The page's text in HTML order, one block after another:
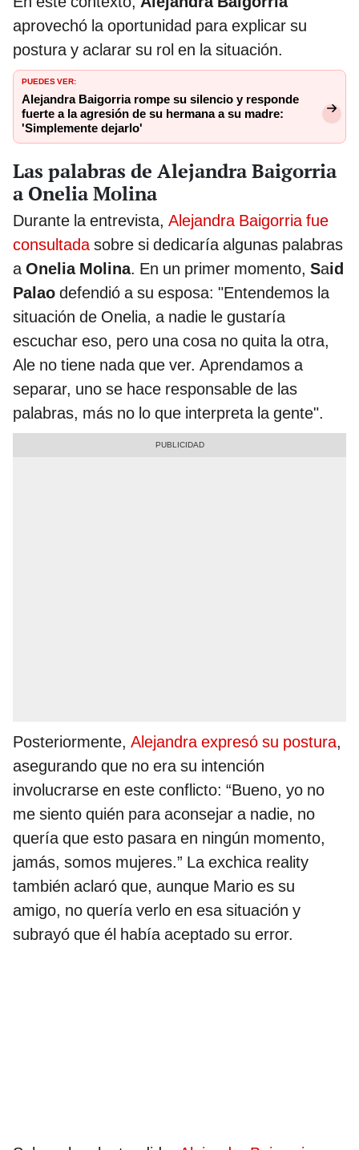
aprovechó la oportunidad para explicar su
postura y aclarar su rol en la situación.
PUEDES VER:
Alejandra Baigorria rompe su silencio y responde
fuerte a la agresión de su hermana a su madre:
'Simplemente dejarlo'
Las palabras de Alejandra Baigorria
a Onelia Molina
Durante la entrevista, Alejandra Baigorria fue
consultadasobre si dedicaría algunas palabras
aOnelia Molina. En un primer momento, Said
Palao defendió a su esposa: "Entendemos la
situación de Onelia, a nadie le gustaría
escuchar eso, pero una cosa no quita la otra,
Ale no tiene nada que ver. Aprendamos a
separar, uno se hace responsable de las
palabras, más no lo que interpreta la gente".
Posteriormente, Alejandra expresó su postura,
asegurando que no era su intención
involucrarse en este conflicto: “Bueno, yo no
me siento quién para aconsejar a nadie, no
quería que esto pasara en ningún momento,
jamás, somos mujeres.” La exchica reality
también aclaró que, aunque Mario es su
amigo, no quería verlo en esa situación y
subrayó que él había aceptado su error.